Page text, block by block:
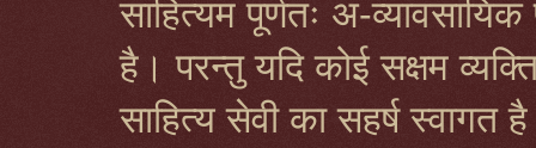
साहित्यम पूर्णतः अ-
है। परन्तु यदि कोई सक्षम
साहित्य सेवी का सहर्ष